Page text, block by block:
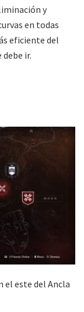
y
en todas
eficiente del
ir.
el este del Ancla